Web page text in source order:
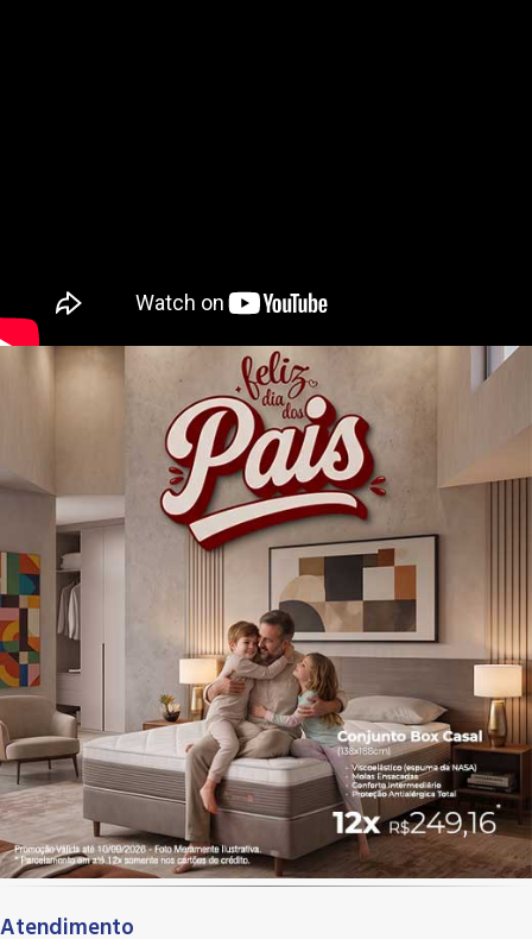
Atendimento